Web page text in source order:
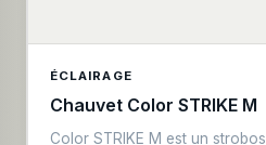
ÉCLAIRAGE
Chauvet Color STRIKE M
Color STRIKE M est un